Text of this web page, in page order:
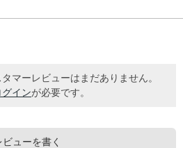
マーレビューはまだありません。
グインが必要です。
ビューを書く